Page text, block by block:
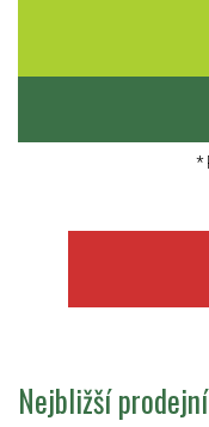
*
Nejbližší